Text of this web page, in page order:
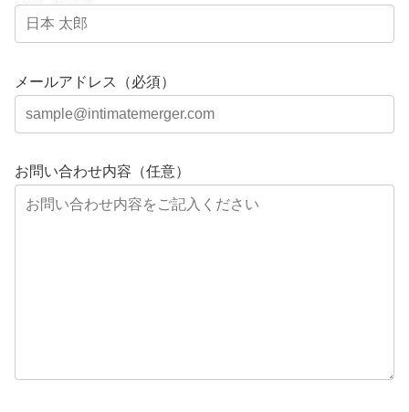
メールアドレス（必須）
お問い合わせ内容（任意）